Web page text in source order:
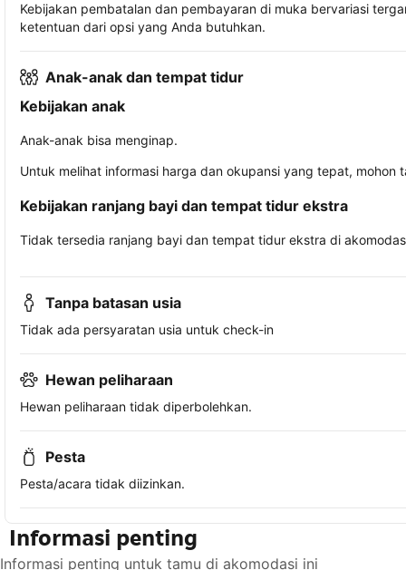
Kebijakan pembatalan dan pembayaran di muka bervariasi
ketentuan dari opsi yang Anda butuhkan.
Anak-anak dan tempat tidur
Kebijakan anak
Anak-anak bisa menginap.
Untuk melihat informasi harga dan okupansi yang tepat,
Kebijakan ranjang bayi dan tempat tidur ekstra
Tidak tersedia ranjang bayi dan tempat tidur ekstra di
Tanpa batasan usia
Tidak ada persyaratan usia untuk check-in
Hewan peliharaan
Hewan peliharaan tidak diperbolehkan.
Pesta
Pesta/acara tidak diizinkan.
Informasi penting
Informasi penting untuk tamu di akomodasi ini